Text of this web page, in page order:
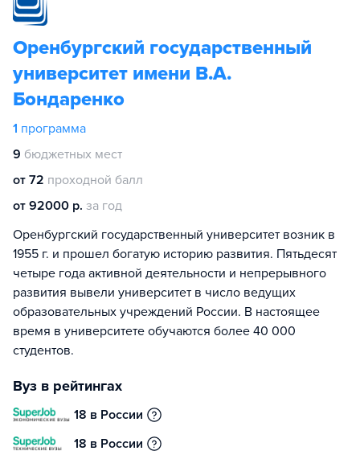
Оренбургский государственный
университет имени В.А.
Бондаренко
1 программа
9 бюджетных мест
от 72 проходной балл
от 92000 р. за год
Оренбургский государственный университет возник в
1955 г. и прошел богатую историю развития. Пятьдесят
четыре года активной деятельности и непрерывного
развития вывели университет в число ведущих
образовательных учреждений России. В настоящее
время в университете обучаются более 40 000
студентов.
Вуз в рейтингах
18 в России
18 в России